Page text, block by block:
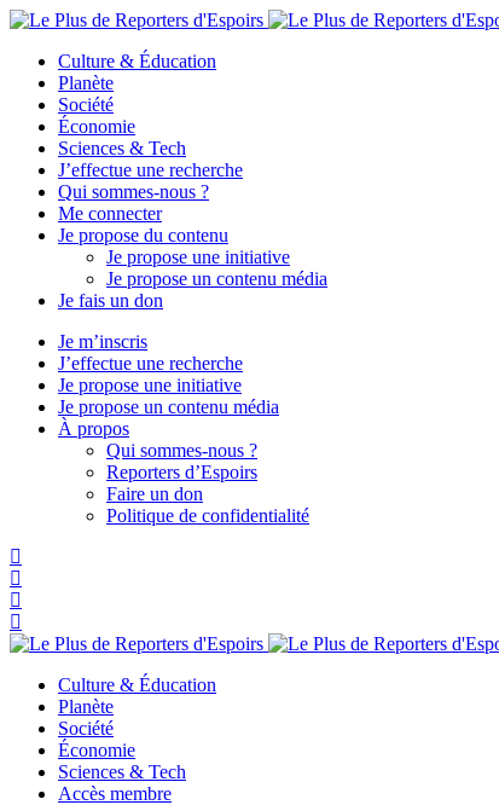
Culture & Éducation
Planète
Société
Économie
Sciences & Tech
J’effectue une recherche
Qui sommes-nous ?
Me connecter
Je propose du contenu
Je propose une initiative
Je propose un contenu média
Je fais un don
Je m’inscris
J’effectue une recherche
Je propose une initiative
Je propose un contenu média
À propos
Qui sommes-nous ?
Reporters d’Espoirs
Faire un don
Politique de confidentialité
Culture & Éducation
Planète
Société
Économie
Sciences & Tech
Accès membre